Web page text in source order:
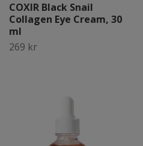
COXIR Black Snail
Collagen Eye Cream, 30
ml
269 kr